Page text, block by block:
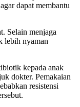
dapat membantu
Selain menjaga
lebih nyaman
kepada anak
dokter. Pemakaian
resistensi